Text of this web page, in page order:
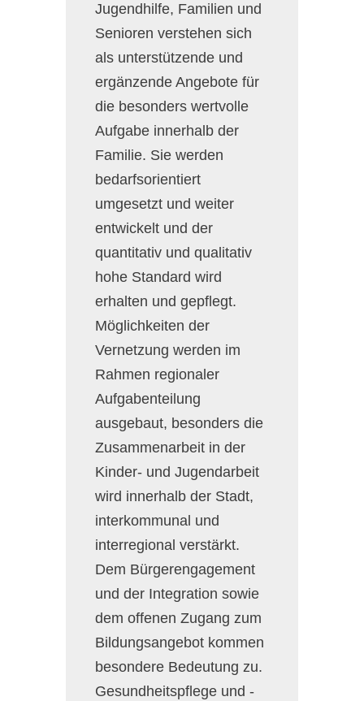
Jugendhilfe, Familien und
Senioren verstehen sich
als unterstützende und
ergänzende Angebote für
die besonders wertvolle
Aufgabe innerhalb der
Familie. Sie werden
bedarfsorientiert
umgesetzt und weiter
entwickelt und der
quantitativ und qualitativ
hohe Standard wird
erhalten und gepflegt.
Möglichkeiten der
Vernetzung werden im
Rahmen regionaler
Aufgabenteilung
ausgebaut, besonders die
Zusammenarbeit in der
Kinder- und Jugendarbeit
wird innerhalb der Stadt,
interkommunal und
interregional verstärkt.
Dem Bürgerengagement
und der Integration sowie
dem offenen Zugang zum
Bildungsangebot kommen
besondere Bedeutung zu.
Gesundheitspflege und -